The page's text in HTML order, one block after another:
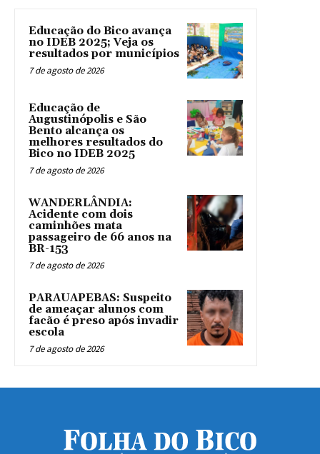
Educação do Bico avança
no IDEB 2025; Veja os
resultados por municípios
7 de agosto de 2026
Educação de
Augustinópolis e São
Bento alcança os
melhores resultados do
Bico no IDEB 2025
7 de agosto de 2026
WANDERLÂNDIA:
Acidente com dois
caminhões mata
passageiro de 66 anos na
BR-153
7 de agosto de 2026
PARAUAPEBAS: Suspeito
de ameaçar alunos com
facão é preso após invadir
escola
7 de agosto de 2026